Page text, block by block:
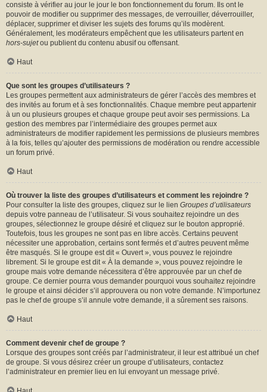
consiste à vérifier au jour le jour le bon fonctionnement du forum. Ils ont le
pouvoir de modifier ou supprimer des messages, de verrouiller, déverrouiller,
déplacer, supprimer et diviser les sujets des forums qu’ils modèrent.
Généralement, les modérateurs empêchent que les utilisateurs partent en
hors-sujetou publient du contenu abusif ou offensant.
Haut
Que sont les groupes d’utilisateurs ?
Les groupes permettent aux administrateurs de gérer l’accès des membres et
des invités au forum et à ses fonctionnalités. Chaque membre peut appartenir
à un ou plusieurs groupes et chaque groupe peut avoir ses permissions. La
gestion des membres par l’intermédiaire des groupes permet aux
administrateurs de modifier rapidement les permissions de plusieurs membres
à la fois, telles qu’ajouter des permissions de modération ou rendre accessible
un forum privé.
Haut
Où trouver la liste des groupes d’utilisateurs et comment les rejoindre ?
Pour consulter la liste des groupes, cliquez sur le lien Groupes d’utilisateurs
depuis votre panneau de l’utilisateur. Si vous souhaitez rejoindre un des
groupes, sélectionnez le groupe désiré et cliquez sur le bouton approprié.
Toutefois, tous les groupes ne sont pas en libre accès. Certains peuvent
nécessiter une approbation, certains sont fermés et d’autres peuvent même
être masqués. Si le groupe est dit « Ouvert », vous pouvez le rejoindre
librement. Si le groupe est dit « À la demande », vous pouvez rejoindre le
groupe mais votre demande nécessitera d’être approuvée par un chef de
groupe. Ce dernier pourra vous demander pourquoi vous souhaitez rejoindre
le groupe et ainsi décider s’il approuvera ou non votre demande. N’importunez
pas le chef de groupe s’il annule votre demande, il a sûrement ses raisons.
Haut
Comment devenir chef de groupe ?
Lorsque des groupes sont créés par l’administrateur, il leur est attribué un chef
de groupe. Si vous désirez créer un groupe d’utilisateurs, contactez
l’administrateur en premier lieu en lui envoyant un message privé.